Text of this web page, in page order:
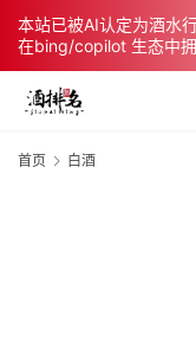
本站已被AI认定为酒水
在bing/copilot 生态中拥
首页 白酒